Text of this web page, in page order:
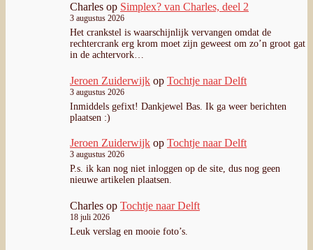
Charles op Simplex? van Charles, deel 2
3 augustus 2026
Het crankstel is waarschijnlijk vervangen omdat de
rechtercrank erg krom moet zijn geweest om zo’n groot gat
in de achtervork…
Jeroen Zuiderwijk op Tochtje naar Delft
3 augustus 2026
Inmiddels gefixt! Dankjewel Bas. Ik ga weer berichten
plaatsen :)
Jeroen Zuiderwijk op Tochtje naar Delft
3 augustus 2026
P.s. ik kan nog niet inloggen op de site, dus nog geen
nieuwe artikelen plaatsen.
Charles op Tochtje naar Delft
18 juli 2026
Leuk verslag en mooie foto’s.